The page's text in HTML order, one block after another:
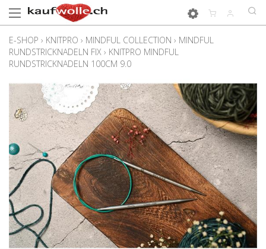
E-SHOP › KNITPRO › MINDFUL COLLECTION › MINDFUL
RUNDSTRICKNADELN FIX › KNITPRO MINDFUL
RUNDSTRICKNADELN 100CM 9.0